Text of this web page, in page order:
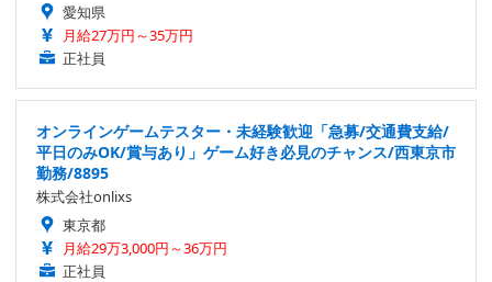
愛知県
月給27万円～35万円
正社員
オンラインゲームテスター・未経験歓迎「急募/交通費支給/
平日のみOK/賞与あり」ゲーム好き必見のチャンス/西東京市
勤務/8895
株式会社onlixs
東京都
月給29万3,000円～36万円
正社員